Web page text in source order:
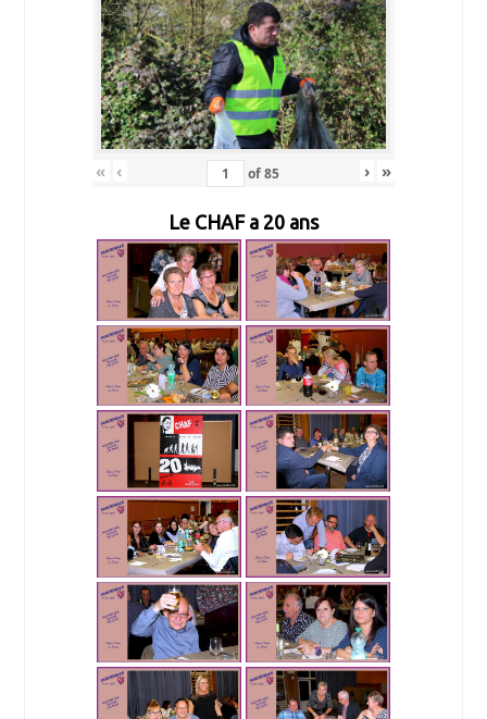
« ‹ of85 › »
Le CHAF a 20 ans